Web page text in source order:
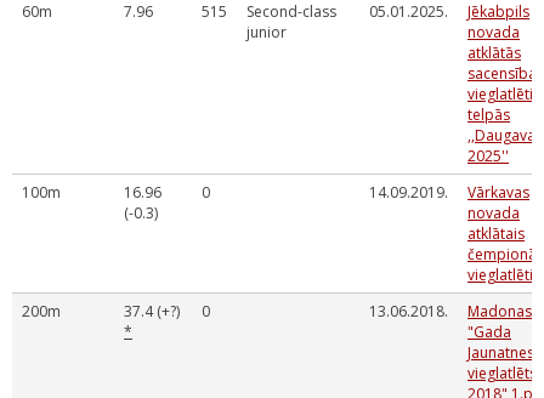
60m 7.96 515
Second-class
junior
05.01.2025.
Jēkabpils
novada
atklātās
sacensības
telpās
,,Daugava
2025''
100m
16.96
(-0.3)
0 14.09.2019.
Vārkavas
novada
atklātais
200m
37.4 (+?)
*
0 13.06.2018.
Madonas
"Gada
Jaunatnes
vieglatlēts
2018"